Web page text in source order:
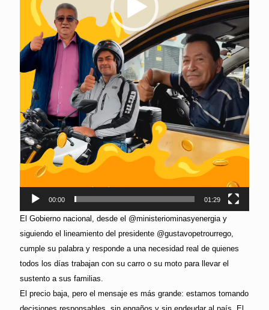
00:00 01:29
El Gobierno nacional, desde el @ministeriominasyenergia y
siguiendo el lineamiento del presidente @gustavopetrourrego,
cumple su palabra y responde a una necesidad real de quienes
todos los días trabajan con su carro o su moto para llevar el
sustento a sus familias.
El precio baja, pero el mensaje es más grande: estamos tomando